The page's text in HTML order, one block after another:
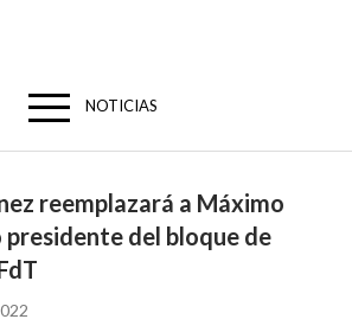
NOTICIAS
reemplazará a Máximo
del bloque de